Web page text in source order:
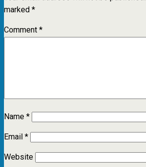
marked*
Comment*
Name*
Email*
Website